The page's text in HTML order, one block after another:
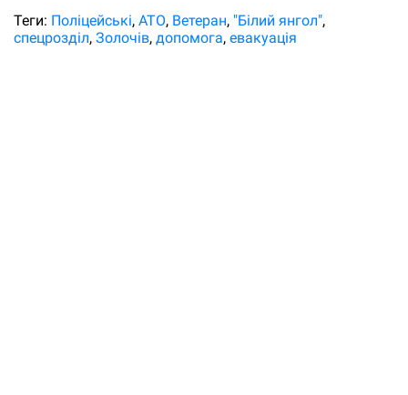
Теги: Поліцейські АТО Ветеран "Білий янгол"
спецрозділ Золочів допомога евакуація